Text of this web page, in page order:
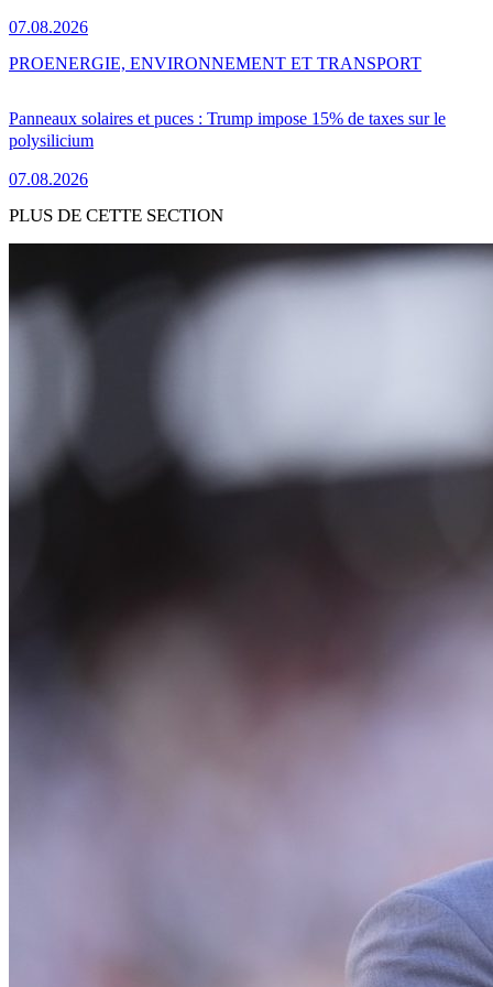
07.08.2026
Panneaux solaires et puces : Trump impose 15% de taxes sur le
polysilicium
07.08.2026
PROENERGIE, ENVIRONNEMENT ET TRANSPORT
PLUS DE CETTE SECTION